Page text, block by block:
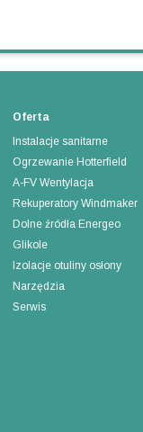
Oferta
Instalacje sanitarne
Ogrzewanie Hotterfield
A-FV Wentylacja
Rekuperatory Windmaker
Dolne źródła Energeo
Glikole
Izolacje otuliny osłony
Narzędzia
Serwis